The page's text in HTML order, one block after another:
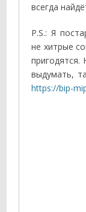
всегда
P.S.: Я
не хитрые
выдумать,
https://bip-